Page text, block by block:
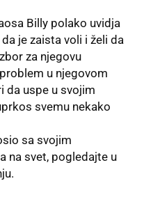
Billy polako uvidja
je zaista voli i želi da
za njegovu
u njegovom
da uspe u svojim
svemu nekako
sa svojim
na svet, pogledajte u